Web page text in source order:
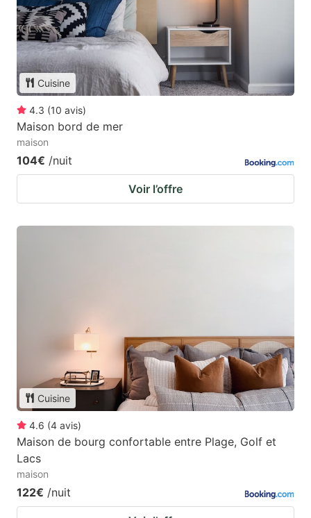
Cuisine
4.3 (10 avis)
Maison bord de mer
maison
104€ /nuit
Voir l’offre
Cuisine
4.6 (4 avis)
Maison de bourg confortable entre Plage, Golf et
Lacs
maison
122€ /nuit